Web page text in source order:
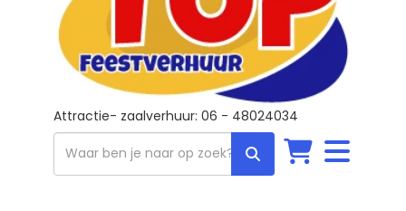
Attractie- zaalverhuur: 06 - 48024034
Toggle
navigation